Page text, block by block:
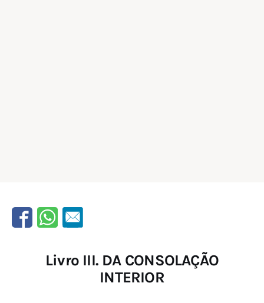
Livro III. DA CONSOLAÇÃO
INTERIOR